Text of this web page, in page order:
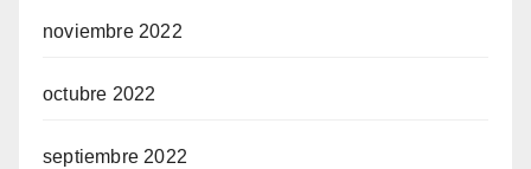
noviembre 2022
octubre 2022
septiembre 2022